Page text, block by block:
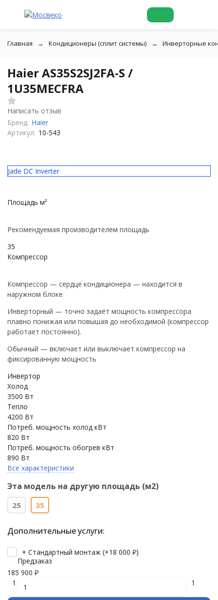
Главная Кондиционеры (сплит системы) Инверторные
Haier AS35S2SJ2FA-S /
1U35MECFRA
Написать отзыв
Бренд: Haier
Артикул: 10-543
Jade DC Inverter
Площадь м²
Рекомендуемая производителем площадь
35
Компрессор
Компрессор — сердце кондиционера — находится в
наружном блоке
Инверторный — точно задаёт мощность компрессора
плавно понижая или повышая до необходимой (компрессор
работает постоянно).
Обычный — включает или выключает компрессор на
фиксированную мощность
Инвертор
Холод
3500 Вт
Тепло
4200 Вт
Потреб. мощность холод кВт
820 Вт
Потреб. мощность обогрев кВт
890 Вт
Все характеристики
Эта модель на другую площадь (м2)
25 35
Дополнительные услуги:
+ Стандартный монтаж (+18 000 ₽)
Предзаказ
185 900 ₽
1
1